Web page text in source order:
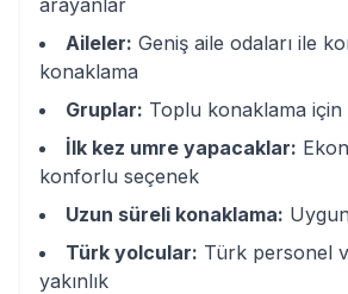
arayanlar
Aileler: Geniş aile odaları ile
konaklama
Gruplar: Toplu konaklama için
İlk kez umre yapacaklar:
konforlu seçenek
Uzun süreli konaklama:
Türk yolcular: Türk personel
yakınlık